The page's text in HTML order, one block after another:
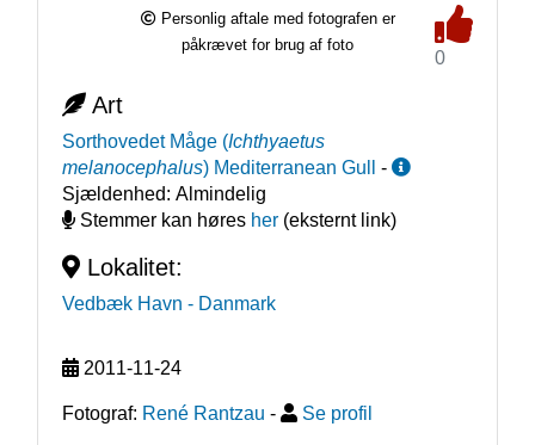
Personlig aftale med fotografen er
påkrævet for brug af foto
0
Art
Sorthovedet Måge (Ichthyaetus
melanocephalus) Mediterranean Gull
-
Sjældenhed: Almindelig
Stemmer kan høres her(eksternt link)
Lokalitet:
Vedbæk Havn - Danmark
2011-11-24
Fotograf: René Rantzau - Se profil